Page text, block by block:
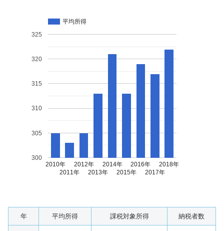
平均所得
2010年
2011年
2012年
2013年
2014年
2015年
2016年
2017年
2018年
300
305
310
315
320
325
年 平均所得 課税対象所得 納税者数